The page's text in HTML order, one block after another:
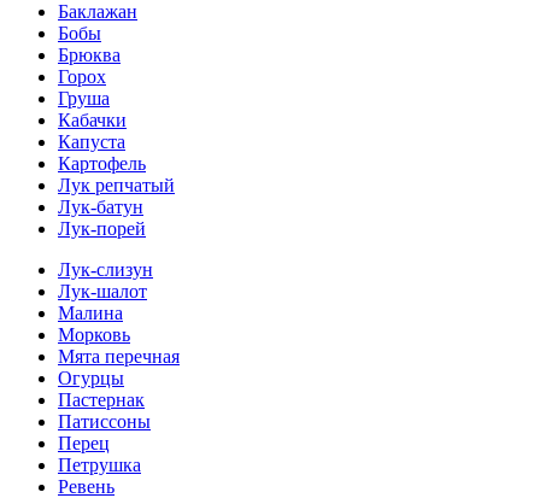
Баклажан
Бобы
Брюква
Горох
Груша
Кабачки
Капуста
Картофель
Лук репчатый
Лук-батун
Лук-порей
Лук-слизун
Лук-шалот
Малина
Морковь
Мята перечная
Огурцы
Пастернак
Патиссоны
Перец
Петрушка
Ревень